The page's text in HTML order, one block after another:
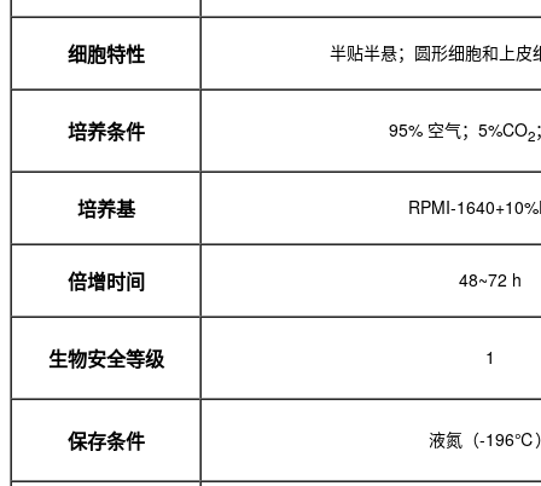
细胞特性 半贴半悬；圆形细胞和上皮
培养条件 95% 空气；5%CO2
培养基 RPMI-
倍增时间 48~72 h
生物安全等级 1
保存条件 液氮（-196℃